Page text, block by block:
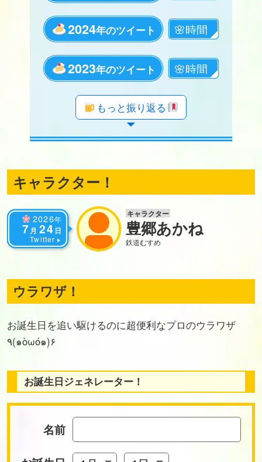
2024年のツイート
2023年のツイート
年のツイート
年のツイート
年のツイート
年のツイート
年のツイート
年のツイート
年のツイート
年のツイート
年のツイート
年のツイート
年のツイート
年のツイート
年のツイート
年のツイート
年のツイート
年のツイート
年のツイート
もっと振り返る
キャラクター！
2026年
7月 24 日
Twitter
キャラクター
豊郷あかね
鉄道むすめ
ウラワザ！
お誕生日を追い駆けるのに超便利なプロのウラワザ
٩(๑òωó๑)۶
お誕生日ジェネレーター！
名前